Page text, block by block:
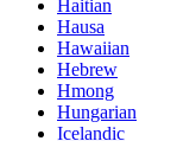
Haitian
Hausa
Hawaiian
Hebrew
Hmong
Hungarian
Icelandic